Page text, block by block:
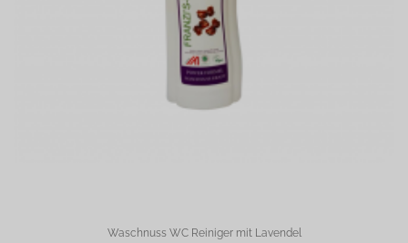
Waschnuss WC Reiniger mit Lavendel